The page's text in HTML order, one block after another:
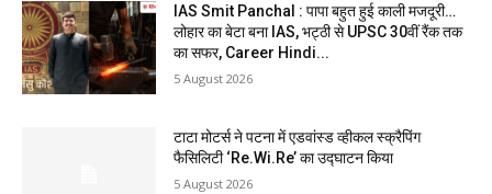
IAS Smit Panchal : पापा बहुत हुई काली मजदूरी…
लोहार का बेटा बना IAS, भट्ठी से UPSC 30वीं रैंक तक
का सफर, Career Hindi...
5 August 2026
टाटा मोटर्स ने पटना में एडवांस्ड व्हीकल स्क्रैपिंग
फैसिलिटी ‘Re.Wi.Re’ का उद्घाटन किया
5 August 2026